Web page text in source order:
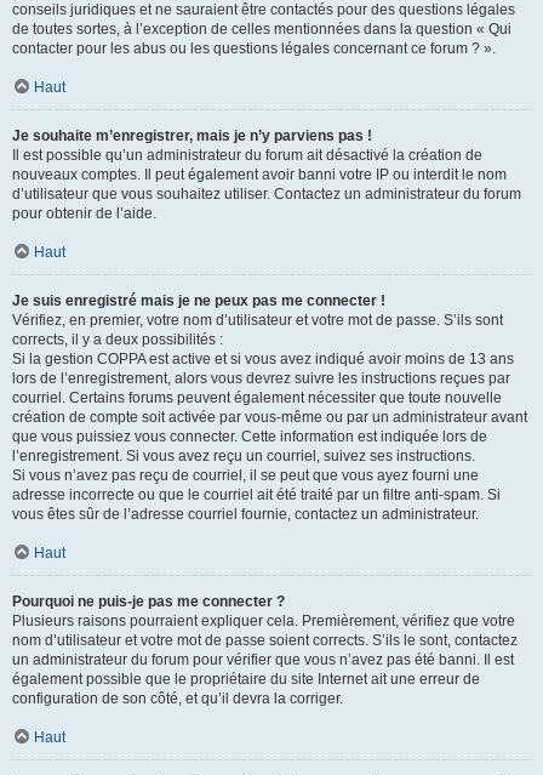
conseils juridiques et ne sauraient être contactés pour des questions légales
de toutes sortes, à l’exception de celles mentionnées dans la question « Qui
contacter pour les abus ou les questions légales concernant ce forum ? ».
Haut
Je souhaite m’enregistrer, mais je n’y parviens pas !
Il est possible qu’un administrateur du forum ait désactivé la création de
nouveaux comptes. Il peut également avoir banni votre IP ou interdit le nom
d’utilisateur que vous souhaitez utiliser. Contactez un administrateur du forum
pour obtenir de l’aide.
Haut
Je suis enregistré mais je ne peux pas me connecter !
Vérifiez, en premier, votre nom d’utilisateur et votre mot de passe. S’ils sont
corrects, il y a deux possibilités :
Si la gestion COPPA est active et si vous avez indiqué avoir moins de 13 ans
lors de l’enregistrement, alors vous devrez suivre les instructions reçues par
courriel. Certains forums peuvent également nécessiter que toute nouvelle
création de compte soit activée par vous-même ou par un administrateur avant
que vous puissiez vous connecter. Cette information est indiquée lors de
l’enregistrement. Si vous avez reçu un courriel, suivez ses instructions.
Si vous n’avez pas reçu de courriel, il se peut que vous ayez fourni une
adresse incorrecte ou que le courriel ait été traité par un filtre anti-spam. Si
vous êtes sûr de l’adresse courriel fournie, contactez un administrateur.
Haut
Pourquoi ne puis-je pas me connecter ?
Plusieurs raisons pourraient expliquer cela. Premièrement, vérifiez que votre
nom d’utilisateur et votre mot de passe soient corrects. S’ils le sont, contactez
un administrateur du forum pour vérifier que vous n’avez pas été banni. Il est
également possible que le propriétaire du site Internet ait une erreur de
configuration de son côté, et qu’il devra la corriger.
Haut